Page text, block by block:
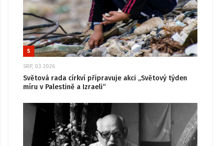
5
SRP, 03 2026
Světová rada církví připravuje akci „Světový týden
míru v Palestině a Izraeli“